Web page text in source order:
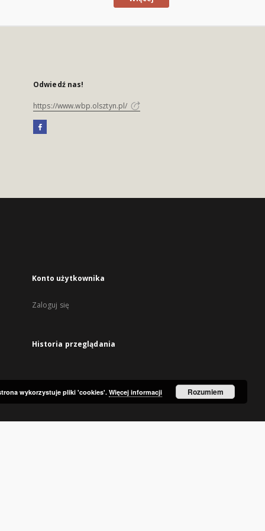
Odwiedź nas!
https://www.wbp.olsztyn.pl/
Konto użytkownika
Zaloguj się
Historia przeglądania
wykorzystuje pliki 'cookies'.Więcej informacji Rozumiem